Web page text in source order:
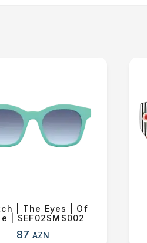
| The Eyes | Of
| SEF02SMS002
87AZN